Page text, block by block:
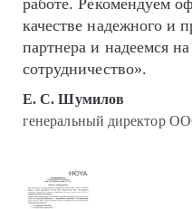
качестве надежного и
партнера и надеемся
сотрудничество».
Е. С. Шумилов
генеральный директор